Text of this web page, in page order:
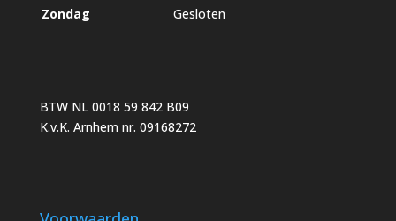
Zondag
Gesloten
BTW NL 0018 59 842 B09
K.v.K. Arnhem nr. 09168272